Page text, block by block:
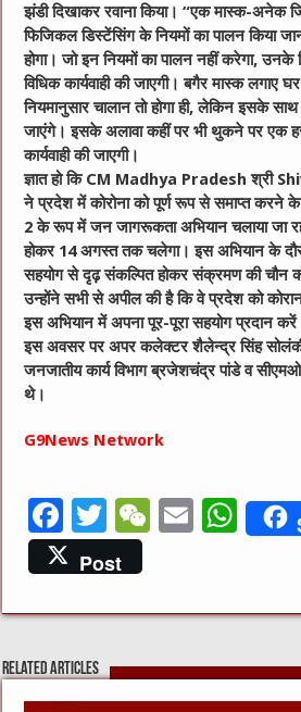
झंडी दिखाकर रवाना किया।“एक मास्क-अनेक
फिजिकल डिस्टेंसिंग के नियमों का पालन किया
होगा। जो इन नियमों का पालन नहीं करेगा, उनके
विधिक कार्यवाही की जाएगी। बगैर मास्क लगाए
नियमानुसार चालान तो होगा ही, लेकिन इसके
जाएंगे। इसके अलावा कहीं पर भी थुकने पर एक
कार्यवाही की जाएगी।
ज्ञात हो कि CM Madhya Pradesh श्री
ने प्रदेश में कोरोना को पूर्ण रूप से समाप्त करने के
2 के रूप में जन जागरूकता अभियान चलाया जा
होकर 14 अगस्त तक चलेगा। इस अभियान के
सहयोग से दृढ़ संकल्पित होकर संक्रमण की चौन
उन्होंने सभी से अपील की है कि वे प्रदेश को
इस अभियान में अपना पूर-पूरा सहयोग प्रदान
इस अवसर पर अपर कलेक्टर शैलेन्द्र सिंह
जनजातीय कार्य विभाग ब्रजेशचंद्र पांडे व
थे।
G9News Network
F
a
c
e
b
o
T
w
it
te
W
h
E
l
W
s
p
Post
Related Articles